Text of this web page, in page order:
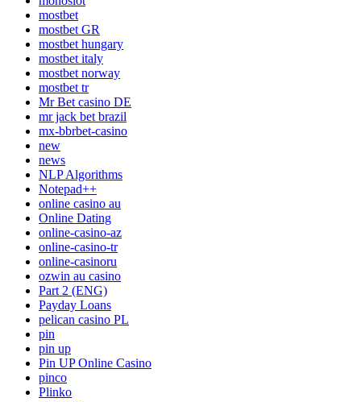
mostbet
mostbet GR
mostbet hungary
mostbet italy
mostbet norway
mostbet tr
Mr Bet casino DE
mr jack bet brazil
mx-bbrbet-casino
new
news
NLP Algorithms
Notepad++
online casino au
Online Dating
online-casino-az
online-casino-tr
online-casinoru
ozwin au casino
Part 2 (ENG)
Payday Loans
pelican casino PL
pin
pin up
Pin UP Online Casino
pinco
Plinko